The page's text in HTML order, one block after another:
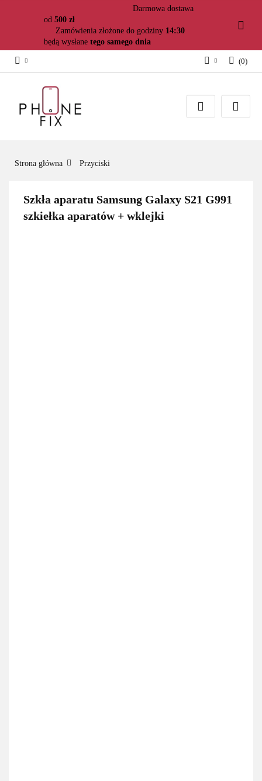
Darmowa dostawa
od 500 zł
Zamówienia złożone do godziny 14:30
będą wysłane tego samego dnia
Załóż konto
(0)
Strona główna Przyciski
Szkła aparatu Samsung Galaxy S21 G991
szkiełka aparatów + wklejki